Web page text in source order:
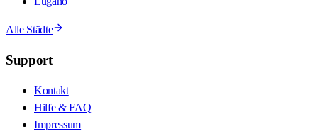
Alle Städte
Support
Kontakt
Hilfe & FAQ
Impressum